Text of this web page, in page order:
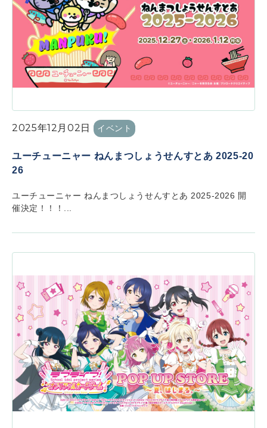
2025年12月02日 イベント
ユーチューニャー ねんまつしょうせんすとあ 2025-20
26
ユーチューニャー ねんまつしょうせんすとあ 2025-2026 開
催決定！！！...